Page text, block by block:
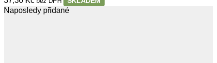
Naposledy přidané